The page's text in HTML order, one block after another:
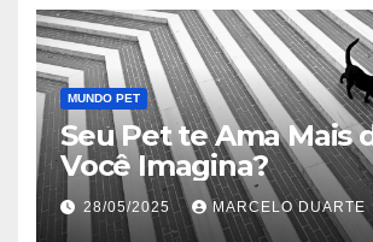
MUNDO PET
Seu Pet te Ama Mais
Você Imagina?
28/05/2025 MARCELO DUARTE